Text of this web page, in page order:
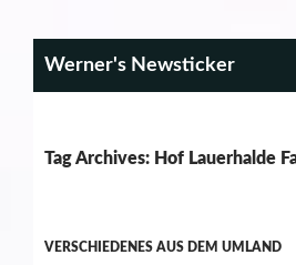
Werner's Newsticker
Tag Archives: Hof Lauerhalde
VERSCHIEDENES AUS DEM UMLAND